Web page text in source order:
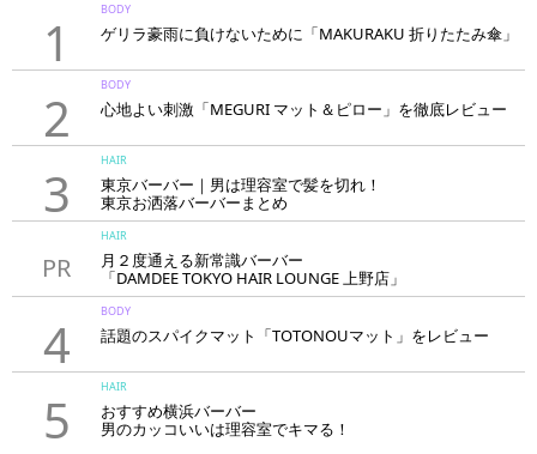
1
BODY
ゲリラ豪雨に負けないために「MAKURAKU 折りたたみ傘」
2
BODY
心地よい刺激「MEGURI マット＆ピロー」を徹底レビュー
3
HAIR
東京バーバー｜男は理容室で髪を切れ！
東京お洒落バーバーまとめ
PR
HAIR
月２度通える新常識バーバー
「DAMDEE TOKYO HAIR LOUNGE 上野店」
4
BODY
話題のスパイクマット「TOTONOUマット」をレビュー
5
HAIR
おすすめ横浜バーバー
男のカッコいいは理容室でキマる！